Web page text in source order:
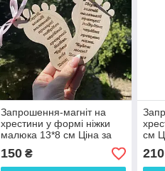
Запрошення-магніт на
хрестини у формі ніжки
малюка 13*8 см Ціна за
шт
150₴
см
210